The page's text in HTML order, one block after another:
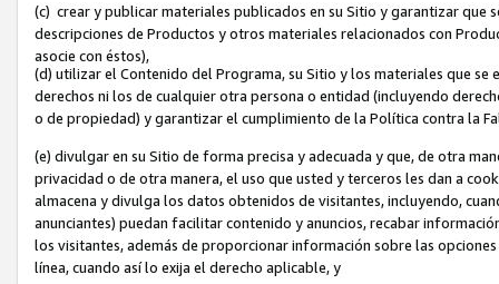
(c) crear y publicar materiales publicados en su Sitio y garantizar que
descripciones de Productos y otros materiales relacionados con
asocie con éstos),
(d) utilizar el Contenido del Programa, su Sitio y los materiales que se
derechos ni los de cualquier otra persona o entidad (incluyendo
o de propiedad) y garantizar el cumplimiento de la Política contra la
(e) divulgar en su Sitio de forma precisa y adecuada y que, de otra
privacidad o de otra manera, el uso que usted y terceros les dan a
almacena y divulga los datos obtenidos de visitantes, incluyendo,
anunciantes) puedan facilitar contenido y anuncios, recabar
los visitantes, además de proporcionar información sobre las
línea, cuando así lo exija el derecho aplicable, y